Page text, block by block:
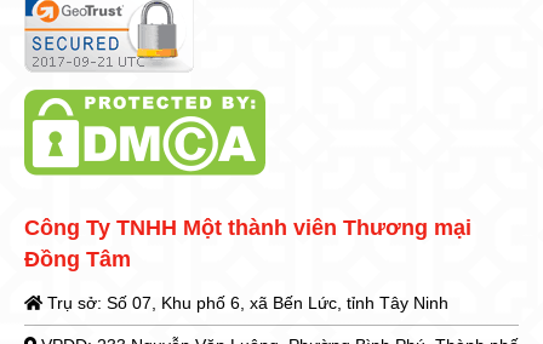
Công Ty TNHH Một thành viên Thương mại
Đồng Tâm
Trụ sở: Số 07, Khu phố 6, xã Bến Lức, tỉnh Tây Ninh